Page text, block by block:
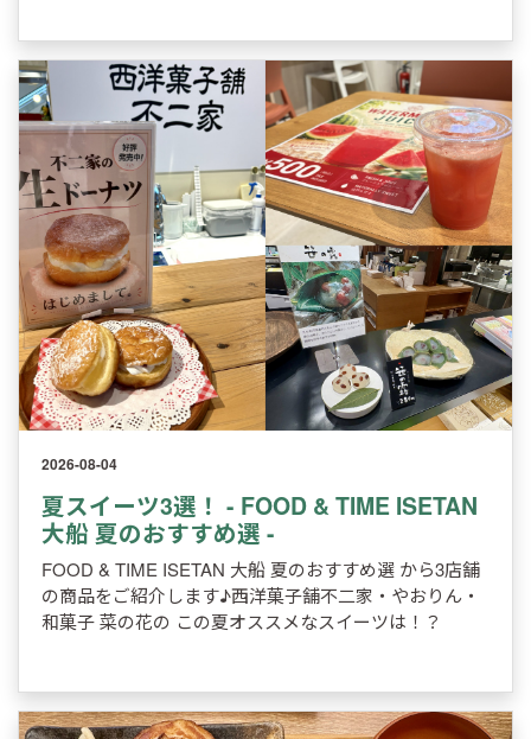
2026-08-04
夏スイーツ3選！ - FOOD & TIME ISETAN
大船 夏のおすすめ選 -
FOOD & TIME ISETAN 大船 夏のおすすめ選 から3店舗
の商品をご紹介します♪西洋菓子舗不二家・やおりん・
和菓子 菜の花の この夏オススメなスイーツは！？